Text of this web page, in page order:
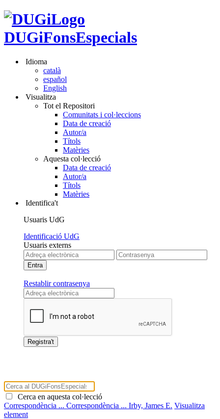
DUGiFonsEspecials
Idioma
català
español
English
Visualitza
Tot el Repositori
Comunitats i col·leccions
Data de creació
Autor/a
Títols
Matèries
Aquesta col·lecció
Data de creació
Autor/a
Títols
Matèries
Identifica't
Usuaris UdG
Identificació UdG
Usuaris externs
Restablir contrasenya
Cerca en aquesta col·lecció
Correspondència ... Correspondència ... Irby, James E. Visualitza
element